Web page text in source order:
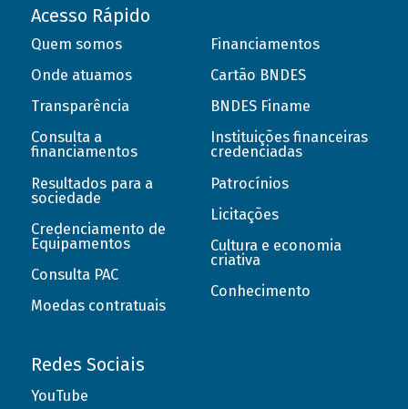
Acesso Rápido
Quem somos
Onde atuamos
Transparência
Consulta a
financiamentos
Resultados para a
sociedade
Credenciamento de
Equipamentos
Consulta PAC
Moedas contratuais
Financiamentos
Cartão BNDES
BNDES Finame
Instituições financeiras
credenciadas
Patrocínios
Licitações
Cultura e economia
criativa
Conhecimento
Redes Sociais
YouTube